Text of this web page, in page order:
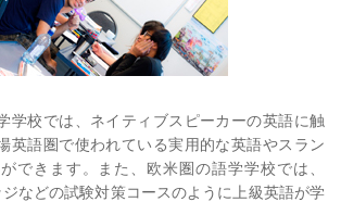
学校では、ネイティブスピーカーの英語に触
英語圏で使われている実用的な英語やスラン
できます。また、欧米圏の語学学校では、
などの試験対策コースのように上級英語が学